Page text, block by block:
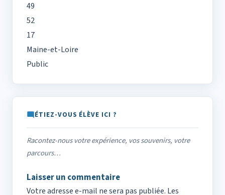
49
52
17
Maine-et-Loire
Public
ÉTIEZ-VOUS ÉLÈVE ICI ?
Racontez-nous votre expérience, vos souvenirs, votre
parcours…
Laisser un commentaire
Votre adresse e-mail ne sera pas publiée. Les